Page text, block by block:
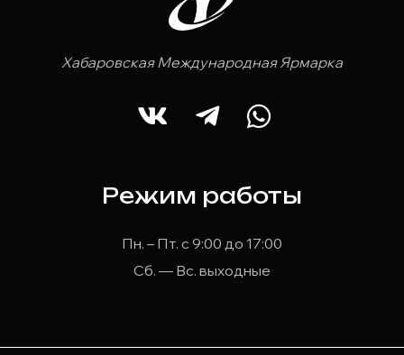
Хабаровская Международная Ярмарка
Режим работы
Пн. – Пт. с 9:00 до 17:00
Сб. — Вс. выходные